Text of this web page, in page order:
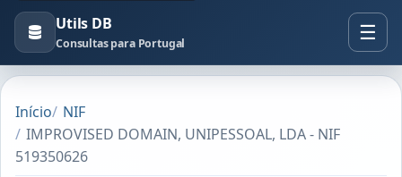
Utils DB
Consultas para Portugal
Início
NIF
IMPROVISED DOMAIN, UNIPESSOAL, LDA - NIF
519350626